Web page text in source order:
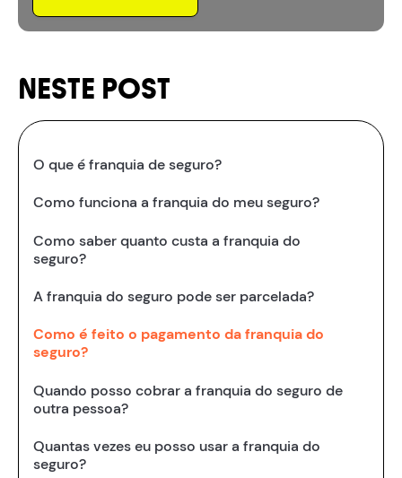
NESTE POST
O que é franquia de seguro?
Como funciona a franquia do meu seguro?
Como saber quanto custa a franquia do
seguro?
A franquia do seguro pode ser parcelada?
Como é feito o pagamento da franquia do
seguro?
Quando posso cobrar a franquia do seguro de
outra pessoa?
Quantas vezes eu posso usar a franquia do
seguro?